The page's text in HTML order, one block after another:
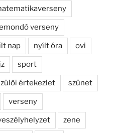
verseny
nap nyílt óra ovi
sport
értekezlet szünet
verseny
zene